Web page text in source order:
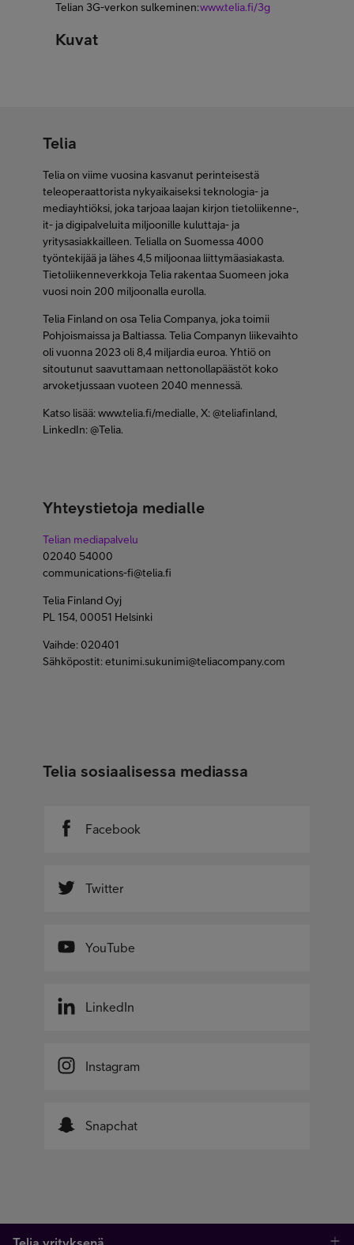
Telian 3G-verkon sulkeminen:www.telia.fi/3g
Kuvat
Telia
Telia on viime vuosina kasvanut perinteisestä
teleoperaattorista nykyaikaiseksi teknologia- ja
mediayhtiöksi, joka tarjoaa laajan kirjon tietoliikenne-,
it- ja digipalveluita miljoonille kuluttaja- ja
yritysasiakkailleen. Telialla on Suomessa 4000
työntekijää ja lähes 4,5 miljoonaa liittymäasiakasta.
Tietoliikenneverkkoja Telia rakentaa Suomeen joka
vuosi noin 200 miljoonalla eurolla.
Telia Finland on osa Telia Companya, joka toimii
Pohjoismaissa ja Baltiassa. Telia Companyn liikevaihto
oli vuonna 2023 oli 8,4 miljardia euroa. Yhtiö on
sitoutunut saavuttamaan nettonollapäästöt koko
arvoketjussaan vuoteen 2040 mennessä.
Katso lisää: www.telia.fi/medialle, X: @teliafinland,
LinkedIn: @Telia.
Yhteystietoja medialle
Telian mediapalvelu
02040 54000
communications-fi@telia.fi
Telia Finland Oyj
PL 154, 00051 Helsinki
Vaihde: 020401
Sähköpostit: etunimi.sukunimi@teliacompany.com
Telia sosiaalisessa mediassa
Facebook
Twitter
YouTube
LinkedIn
Instagram
Snapchat